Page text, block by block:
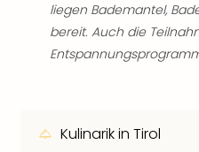
liegen Bademantel,
bereit. Auch die
Kulinarik in Tirol